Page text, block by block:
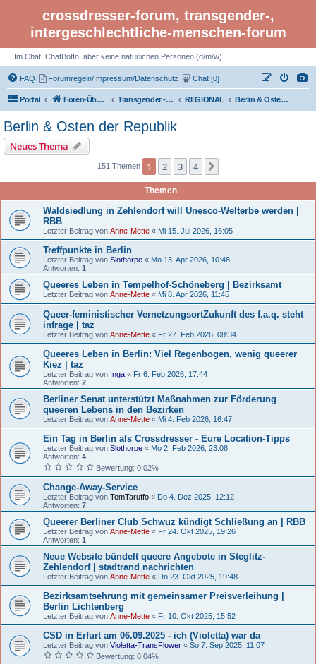
crossdresser-forum, transgender-,
intergeschlechtliche-menschen-forum
Im Chat: ChatBotIn, aber keine natürlichen Personen (d/m/w)
FAQ Forumregeln/Impressum/Datenschutz Chat [0]
Portal Foren-Übersicht Transgender - Crossdresser-Forum REGIONAL Berlin & Osten der Republik
Berlin & Osten der Republik
Neues Thema
151 Themen 1 2 3 4
Themen
Waldsiedlung in Zehlendorf will Unesco-Welterbe werden |
RBB
Letzter Beitrag von Anne-Mette « Mi 15. Jul 2026, 16:05
Treffpunkte in Berlin
Letzter Beitrag von Slothorpe « Mo 13. Apr 2026, 10:48
Antworten: 1
Queeres Leben in Tempelhof-Schöneberg | Bezirksamt
Letzter Beitrag von Anne-Mette « Mi 8. Apr 2026, 11:45
Queer-feministischer VernetzungsortZukunft des f.a.q. steht
infrage | taz
Letzter Beitrag von Anne-Mette « Fr 27. Feb 2026, 08:34
Queeres Leben in Berlin: Viel Regenbogen, wenig queerer
Kiez | taz
Letzter Beitrag von Inga « Fr 6. Feb 2026, 17:44
Antworten: 2
Berliner Senat unterstützt Maßnahmen zur Förderung
queeren Lebens in den Bezirken
Letzter Beitrag von Anne-Mette « Mi 4. Feb 2026, 16:47
Ein Tag in Berlin als Crossdresser - Eure Location-Tipps
Letzter Beitrag von Slothorpe « Mo 2. Feb 2026, 23:08
Antworten: 4
Bewertung: 0.02%
Change-Away-Service
Letzter Beitrag von TomTaruffo « Do 4. Dez 2025, 12:12
Antworten: 7
Queerer Berliner Club Schwuz kündigt Schließung an | RBB
Letzter Beitrag von Anne-Mette « Fr 24. Okt 2025, 19:26
Antworten: 1
Neue Website bündelt queere Angebote in Steglitz-
Zehlendorf | stadtrand nachrichten
Letzter Beitrag von Anne-Mette « Do 23. Okt 2025, 19:48
Bezirksamtsehrung mit gemeinsamer Preisverleihung |
Berlin Lichtenberg
Letzter Beitrag von Anne-Mette « Fr 10. Okt 2025, 15:52
CSD in Erfurt am 06.09.2025 - ich (Violetta) war da
Letzter Beitrag von Violetta-TransFlower « So 7. Sep 2025, 11:07
Bewertung: 0.04%